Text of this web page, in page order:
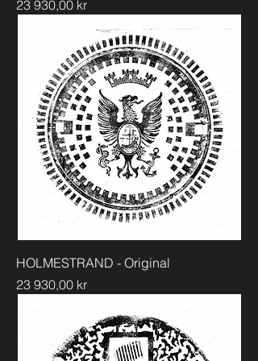
Pris
23 930,00 kr
HOLMESTRAND - Original
Pris
23 930,00 kr